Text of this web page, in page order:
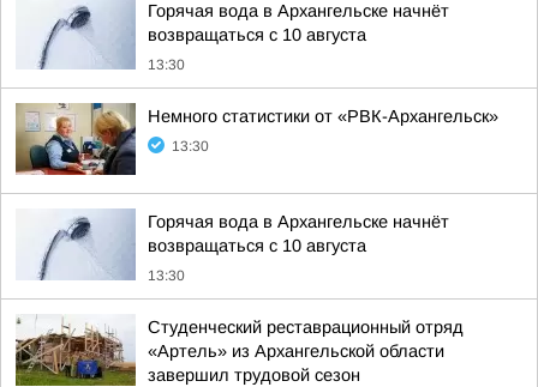
Горячая вода в Архангельске начнёт
возвращаться с 10 августа
13:30
Немного статистики от «РВК-Архангельск»
13:30
Горячая вода в Архангельске начнёт
возвращаться с 10 августа
13:30
Студенческий реставрационный отряд
«Артель» из Архангельской области
завершил трудовой сезон